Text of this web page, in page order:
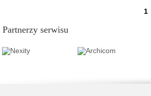
1
Partnerzy serwisu